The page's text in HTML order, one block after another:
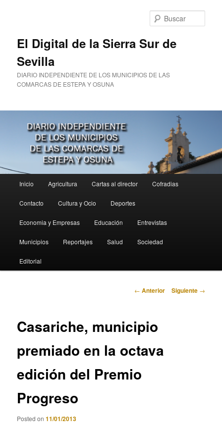
El Digital de la Sierra Sur de
Sevilla
DIARIO INDEPENDIENTE DE LOS MUNICIPIOS DE LAS
COMARCAS DE ESTEPA Y OSUNA
principal
Inicio Agricultura Cartas al director Cofradias
Contacto Cultura y Ocio Deportes
Economia y Empresas Educación Entrevistas
Municipios Reportajes Salud Sociedad
Editorial
Navegación
← Anterior Siguiente →
Casariche, municipio
premiado en la octava
edición del Premio
Progreso
Posted on11/01/2013